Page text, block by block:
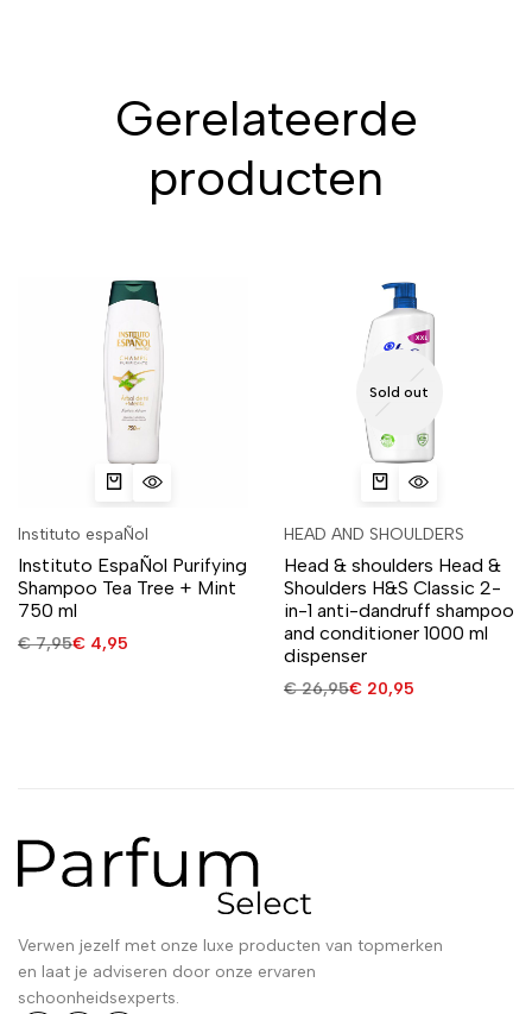
Gerelateerde
producten
Instituto espaÑol
Instituto EspaÑol Purifying
Shampoo Tea Tree + Mint
750 ml
€7,95€ 4,95
Sold out
HEAD AND SHOULDERS
Head & shoulders Head &
Shoulders H&S Classic 2-
in-1 anti-dandruff shampoo
and conditioner 1000 ml
dispenser
€26,95€ 20,95
Verwen jezelf met onze luxe producten van topmerken
en laat je adviseren door onze ervaren
schoonheidsexperts.